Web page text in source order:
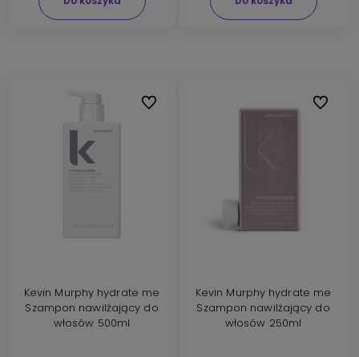
Kevin Murphy hydrate me
Szampon nawilżający do
włosów 500ml
Do ulubionych
Kevin Murphy hydrate me
Szampon nawilżający do
włosów 250ml
Do